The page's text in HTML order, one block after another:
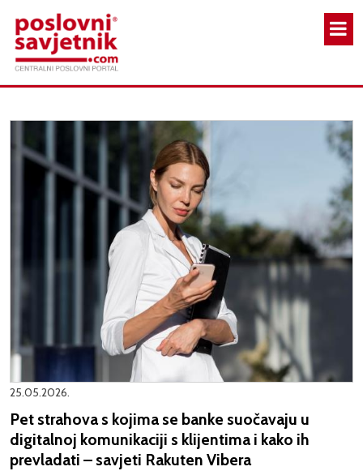
25.05.2026.
Pet strahova s kojima se banke suočavaju u
digitalnoj komunikaciji s klijentima i kako ih
prevladati – savjeti Rakuten Vibera